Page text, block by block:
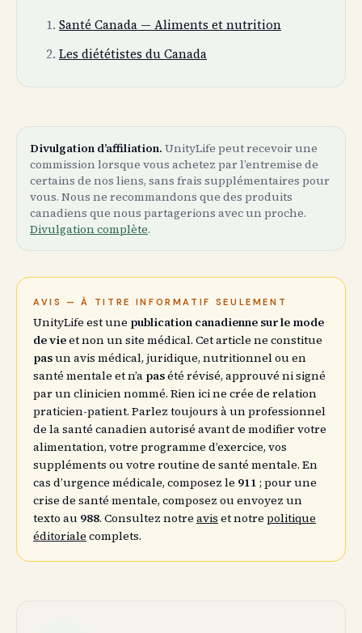
Santé Canada — Aliments et nutrition
Les diététistes du Canada
Divulgation d’affiliation. UnityLife peut recevoir une
commission lorsque vous achetez par l’entremise de
certains de nos liens, sans frais supplémentaires pour
vous. Nous ne recommandons que des produits
canadiens que nous partagerions avec un proche.
Divulgation complète.
AVIS — À TITRE INFORMATIF SEULEMENT
UnityLife est une publication canadienne sur le mode
de vieet non un site médical. Cet article ne constitue
pasun avis médical, juridique, nutritionnel ou en
santé mentale et n’a pasété révisé, approuvé ni signé
par un clinicien nommé. Rien ici ne crée de relation
praticien-patient. Parlez toujours à un professionnel
de la santé canadien autorisé avant de modifier votre
alimentation, votre programme d’exercice, vos
suppléments ou votre routine de santé mentale. En
cas d’urgence médicale, composez le 911 ; pour une
crise de santé mentale, composez ou envoyez un
texto au 988. Consultez notre avis et notre politique
éditoriale complets.